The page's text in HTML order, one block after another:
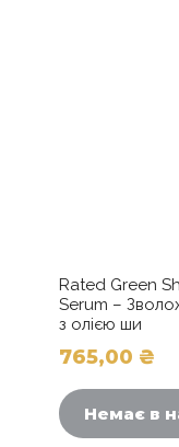
Rated Green
Serum –
з олією ши
765,00 ₴
Немає в